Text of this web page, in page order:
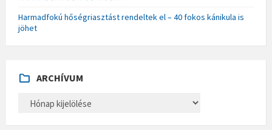
Harmadfokú hőségriasztást rendeltek el – 40 fokos kánikula is
jöhet
ARCHÍVUM
H